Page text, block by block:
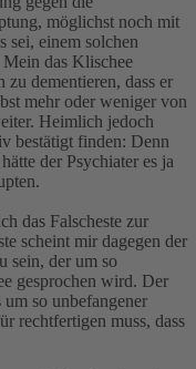
möglichst noch mit
einem solchen
das Klischee
dementieren, dass er
mehr oder weniger von
Heimlich jedoch
bestätigt finden: Denn
der Psychiater es ja
das Falscheste zur
scheint mir dagegen der
sein, der um so
gesprochen wird. Der
so unbefangener
rechtfertigen muss, dass